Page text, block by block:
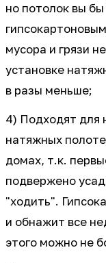
но потолок вы
мусора и грязи
установке
в разы меньше;
4) Подходят для
натяжных
домах, т.к.
подвержено
"ходить".
и обнажит все
этого можно не